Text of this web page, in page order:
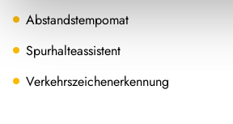
Abstandstempomat
Spurhalteassistent
Verkehrszeichenerkennung